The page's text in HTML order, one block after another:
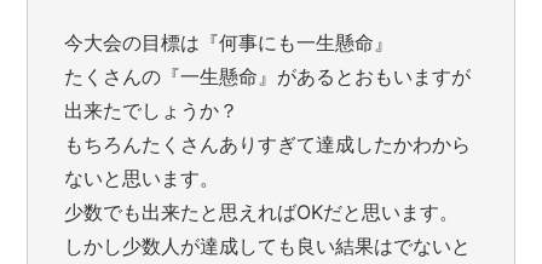
今大会の目標は『何事にも一生懸命』
たくさんの『一生懸命』があるとおもいますが
出来たでしょうか？
もちろんたくさんありすぎて達成したかわから
ないと思います。
少数でも出来たと思えればOKだと思います。
しかし少数人が達成しても良い結果はでないと